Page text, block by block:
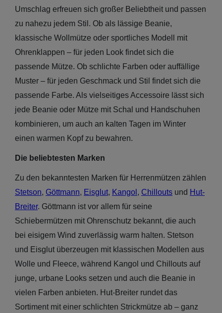
Umschlag erfreuen sich großer Beliebtheit und passen
zu nahezu jedem Stil. Ob als lässige Beanie,
klassische Wollmütze oder sportliches Modell mit
Ohrenklappen – für jeden Look findet sich die
passende Mütze. Ob schlichte Farben oder auffällige
Muster – für jeden Geschmack und Stil findet sich die
passende Farbe. Als vielseitiges Accessoire lässt sich
jede Beanie oder Mütze mit Schal und Handschuhen
kombinieren, um auch an kalten Tagen im Winter
einen warmen Kopf zu bewahren.
Die beliebtesten Marken
Zu den bekanntesten Marken für Herrenmützen zählen
Stetson, Göttmann, Eisglut, Kangol , Chillouts und Hut-
Breiter. Göttmann ist vor allem für seine
Schiebermützen mit Ohrenschutz bekannt, die auch
bei eisigem Wind zuverlässig warm halten. Stetson
und Eisglut überzeugen mit klassischen Modellen aus
Wolle und Fleece, während Kangol und Chillouts auf
junge, urbane Looks setzen und auch die Beanie in
vielen Farben anbieten. Hut-Breiter rundet das
Sortiment mit einer schlichten Strickmütze ab – ganz